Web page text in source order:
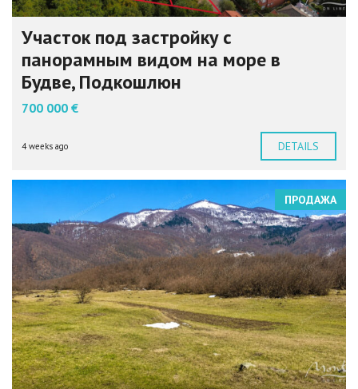
Участок под застройку с
панорамным видом на море в
Будве, Подкошлюн
700 000 €
4 weeks ago DETAILS
ПРОДАЖА